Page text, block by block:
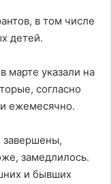
в том числе
детей.
марте указали на
согласно
ежемесячно.
замедлилось.
и бывших